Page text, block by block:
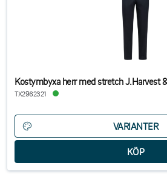
Kostymbyxa herr med stretch J.Harvest
TX2962321
VARIANTER